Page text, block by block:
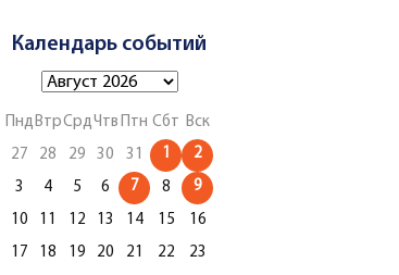
Календарь событий
Пнд ВтрСрдЧтв Птн Сбт Вск
27
28 29 30 31 1 2
3 4 5 6 7 8 9
10 11 12 13 14 15
16
17
18 19 20 21 22
23